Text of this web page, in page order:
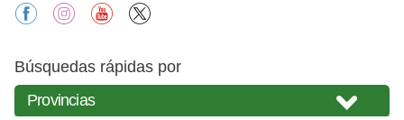
facebookinstagramyoutube
Búsquedas rápidas por